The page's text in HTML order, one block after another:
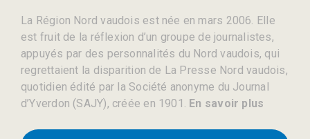
La Région Nord vaudois est née en mars 2006. Elle
est fruit de la réflexion d’un groupe de journalistes,
appuyés par des personnalités du Nord vaudois, qui
regrettaient la disparition de La Presse Nord vaudois,
quotidien édité par la Société anonyme du Journal
d’Yverdon (SAJY), créée en 1901. En savoir plus